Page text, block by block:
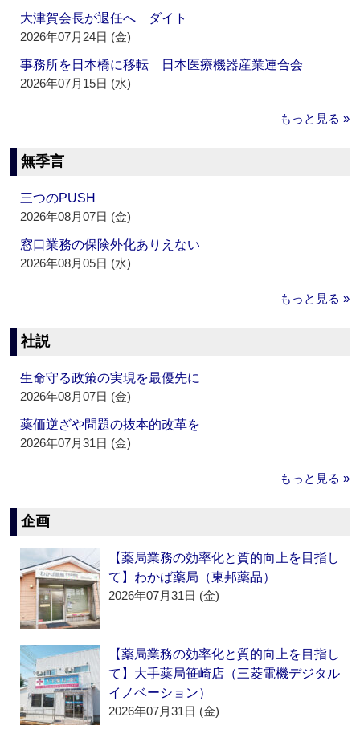
大津賀会長が退任へ ダイト
2026年07月24日 (金)
事務所を日本橋に移転 日本医療機器産業連合会
2026年07月15日 (水)
もっと見る »
無季言
三つのPUSH
2026年08月07日 (金)
窓口業務の保険外化ありえない
2026年08月05日 (水)
もっと見る »
社説
生命守る政策の実現を最優先に
2026年08月07日 (金)
薬価逆ざや問題の抜本的改革を
2026年07月31日 (金)
もっと見る »
企画
【薬局業務の効率化と質的向上を目指し
て】わかば薬局（東邦薬品）
2026年07月31日 (金)
【薬局業務の効率化と質的向上を目指し
て】大手薬局笹崎店（三菱電機デジタル
イノベーション）
2026年07月31日 (金)